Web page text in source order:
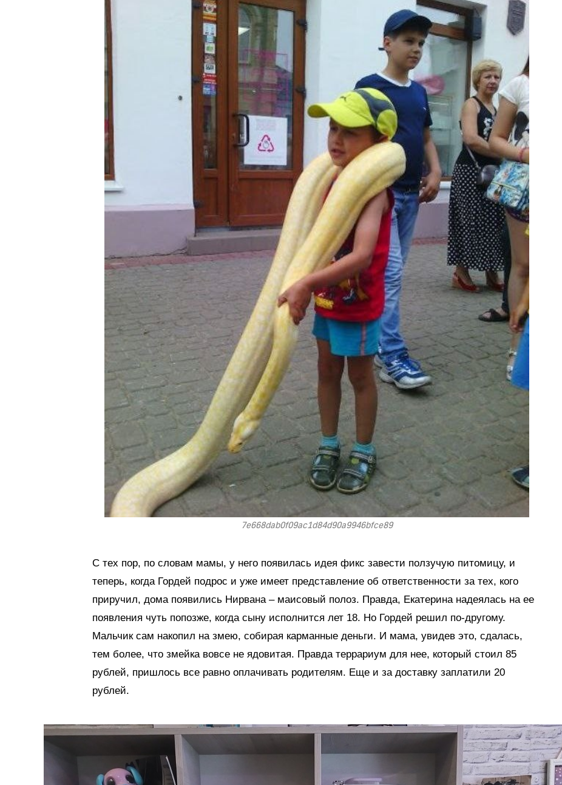
7e668dab0f09ac1d84d90a9946bfce89
С тех пор, по словам мамы, у него появилась идея фикс завести ползучую питомицу, и
теперь, когда Гордей подрос и уже имеет представление об ответственности за тех, кого
приручил, дома появились Нирвана – маисовый полоз. Правда, Екатерина надеялась на ее
появления чуть попозже, когда сыну исполнится лет 18. Но Гордей решил по-другому.
Мальчик сам накопил на змею, собирая карманные деньги. И мама, увидев это, сдалась,
тем более, что змейка вовсе не ядовитая. Правда террариум для нее, который стоил 85
рублей, пришлось все равно оплачивать родителям. Еще и за доставку заплатили 20
рублей.